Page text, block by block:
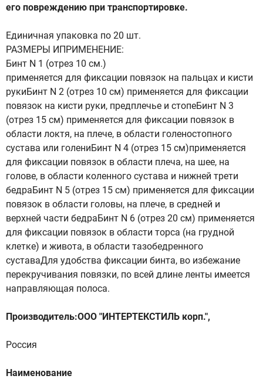
его повреждению при транспортировке.
Единичная упаковка по 20 шт.
РАЗМЕРЫ ИПРИМЕНЕНИЕ:
Бинт N 1 (отрез 10 см.)
применяется для фиксации повязок на пальцах и кисти
рукиБинт N 2 (отрез 10 см) применяется для фиксации
повязок на кисти руки, предплечье и стопеБинт N 3
(отрез 15 см) применяется для фиксации повязок в
области локтя, на плече, в области голеностопного
сустава или голениБинт N 4 (отрез 15 см)применяется
для фиксации повязок в области плеча, на шее, на
голове, в области коленного сустава и нижней трети
бедраБинт N 5 (отрез 15 см) применяется для фиксации
повязок в области головы, на плече, в средней и
верхней части бедраБинт N 6 (отрез 20 см) применяется
для фиксации повязок в области торса (на грудной
клетке) и живота, в области тазобедренного
суставаДля удобства фиксации бинта, во избежание
перекручивания повязки, по всей длине ленты имеется
направляющая полоса.
Производитель:ООО "ИНТЕРТЕКСТИЛЬ корп.",
Россия
Наименование